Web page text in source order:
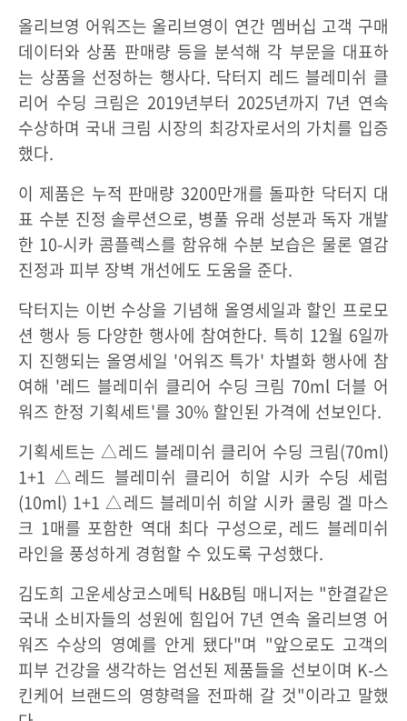
올리브영 어워즈는 올리브영이 연간 멤버십 고객 구매
데이터와 상품 판매량 등을 분석해 각 부문을 대표하
는 상품을 선정하는 행사다. 닥터지 레드 블레미쉬 클
리어 수딩 크림은 2019년부터 2025년까지 7년 연속
수상하며 국내 크림 시장의 최강자로서의 가치를 입증
했다.
이 제품은 누적 판매량 3200만개를 돌파한 닥터지 대
표 수분 진정 솔루션으로, 병풀 유래 성분과 독자 개발
한 10-시카 콤플렉스를 함유해 수분 보습은 물론 열감
진정과 피부 장벽 개선에도 도움을 준다.
닥터지는 이번 수상을 기념해 올영세일과 할인 프로모
션 행사 등 다양한 행사에 참여한다. 특히 12월 6일까
지 진행되는 올영세일 '어워즈 특가' 차별화 행사에 참
여해 '레드 블레미쉬 클리어 수딩 크림 70ml 더블 어
워즈 한정 기획세트'를 30% 할인된 가격에 선보인다.
기획세트는 △레드 블레미쉬 클리어 수딩 크림(70ml)
1+1 △레드 블레미쉬 클리어 히알 시카 수딩 세럼
(10ml) 1+1 △레드 블레미쉬 히알 시카 쿨링 겔 마스
크 1매를 포함한 역대 최다 구성으로, 레드 블레미쉬
라인을 풍성하게 경험할 수 있도록 구성했다.
김도희 고운세상코스메틱 H&B팀 매니저는 "한결같은
국내 소비자들의 성원에 힘입어 7년 연속 올리브영 어
워즈 수상의 영예를 안게 됐다"며 "앞으로도 고객의
피부 건강을 생각하는 엄선된 제품들을 선보이며 K-스
킨케어 브랜드의 영향력을 전파해 갈 것"이라고 말했